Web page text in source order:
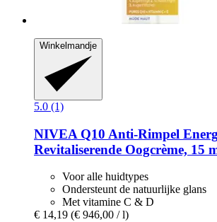
Winkelmandje
5.0 (1)
NIVEA Q10 Anti-​Rimpel
Revitaliserende Oogcrème, 15
Voor alle huidtypes
Ondersteunt de natuurlijke glans
Met vitamine C & D
€ 14,19 (€ 946,00 / l)